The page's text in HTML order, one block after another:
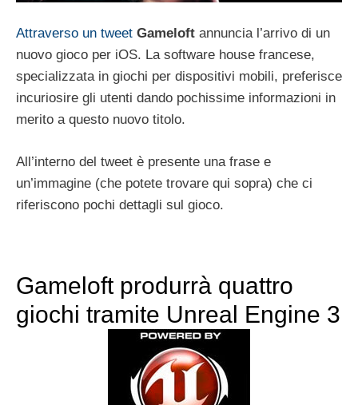
Attraverso un tweet Gameloft annuncia l’arrivo di un
nuovo gioco per iOS. La software house francese,
specializzata in giochi per dispositivi mobili, preferisce
incuriosire gli utenti dando pochissime informazioni in
merito a questo nuovo titolo.
All’interno del tweet è presente una frase e
un’immagine (che potete trovare qui sopra) che ci
riferiscono pochi dettagli sul gioco.
Gameloft produrrà quattro
giochi tramite Unreal Engine 3